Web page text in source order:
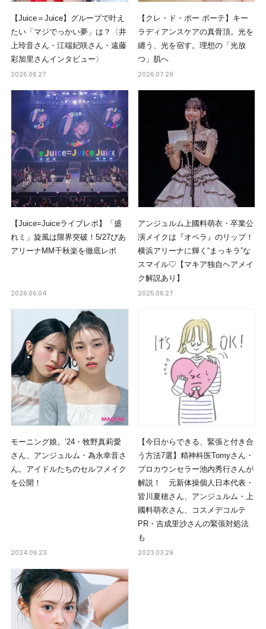
【Juice＝Juice】グループで叶え
たい「マジでっかい夢」は？〈井
上玲音さん・江端妃咲さん・遠藤
彩加里さんインタビュー〉
2026.06.27
【クレ・ド・ポー ボーテ】キー
ラディアンスケアの真骨頂。光を
纏う、光を宿す。理想の「光放
つ」肌へ
2026.07.29
【Juice=Juiceライブレポ】「盛
れミ」旋風は限界突破！5/27ぴあ
アリーナMM千秋楽を徹底レポ
2026.06.04
アンジュルム上國料萌衣・卒業公
演メイクは『オペラ』のリップ！
横浜アリーナに輝く“まっキラ”な
スマイル♡【マキア独自ヘアメイ
ク解説あり】
2025.06.27
モーニング娘。’24・牧野真莉愛
さん、アンジュルム・為永幸音さ
ん。アイドルたちのセルフメイク
を公開！
2024.06.23
【今日からできる、緊張と付き合
う方法7選】精神科医Tomyさん・
プロカウンセラー池内秀行さんが
解説！ 元新体操個人日本代表・
皆川夏穂さん、アンジュルム・上
國料萌衣さん、コスメデコルテ
PR・吉成里沙さんの緊張対処法
も
2023.03.29